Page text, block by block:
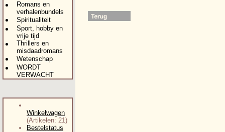
Romans en
verhalenbundels
Spiritualiteit
Sport, hobby en
vrije tijd
Thrillers en
misdaadromans
Wetenschap
WORDT
VERWACHT
Winkelwagen
(Artikelen: 21)
Bestelstatus